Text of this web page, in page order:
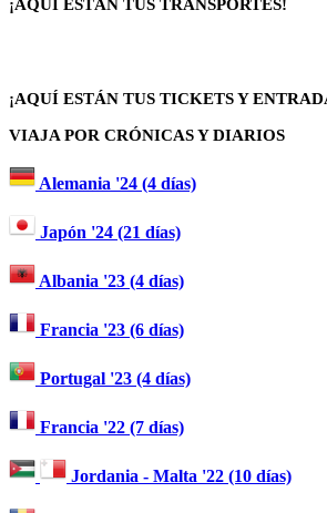
¡AQUÍ ESTÁN TUS TRANSPORTES!
¡AQUÍ ESTÁN TUS TICKETS Y
VIAJA POR CRÓNICAS Y DIARIOS
Alemania '24 (4 días)
Japón '24 (21 días)
Albania '23 (4 días)
Francia '23 (6 días)
Portugal '23 (4 días)
Francia '22 (7 días)
Jordania - Malta '22 (10 días)